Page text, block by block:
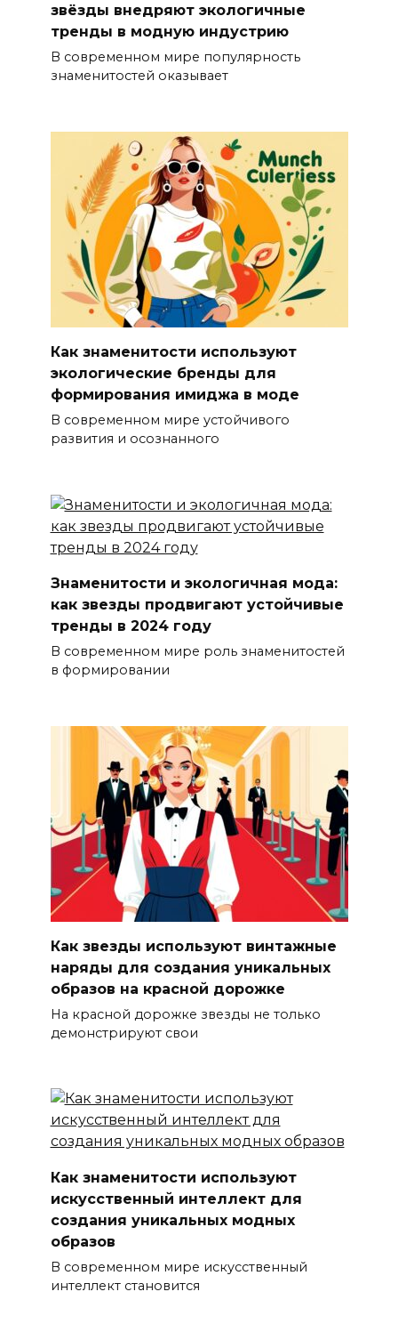
звёзды внедряют экологичные
тренды в модную индустрию
В современном мире популярность
знаменитостей оказывает
Как знаменитости используют
экологические бренды для
формирования имиджа в моде
В современном мире устойчивого
развития и осознанного
Знаменитости и экологичная мода:
как звезды продвигают устойчивые
тренды в 2024 году
В современном мире роль знаменитостей
в формировании
Как звезды используют винтажные
наряды для создания уникальных
образов на красной дорожке
На красной дорожке звезды не только
демонстрируют свои
Как знаменитости используют
искусственный интеллект для
создания уникальных модных
образов
В современном мире искусственный
интеллект становится